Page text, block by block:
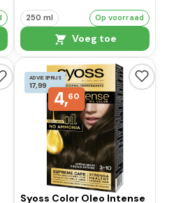
250 ml Op voorraad
Voeg toe
ADVIESPRIJS
17,99
4,60
Syoss Color Oleo Intense